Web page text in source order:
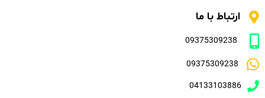
ارتباط با ما
09375309238
09375309238
04133103886